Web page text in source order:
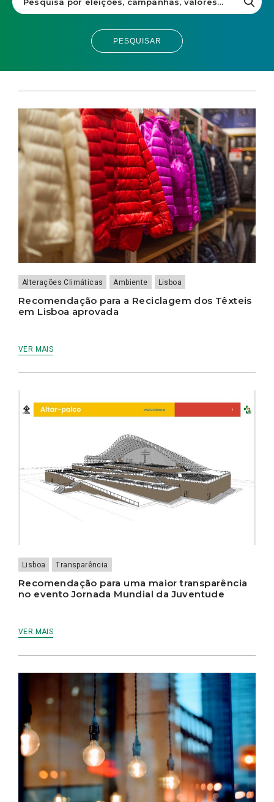
PESQUISAR
Alterações Climáticas Ambiente Lisboa
Recomendação para a Reciclagem dos Têxteis
em Lisboa aprovada
VER MAIS
Lisboa Transparência
Recomendação para uma maior transparência
no evento Jornada Mundial da Juventude
VER MAIS